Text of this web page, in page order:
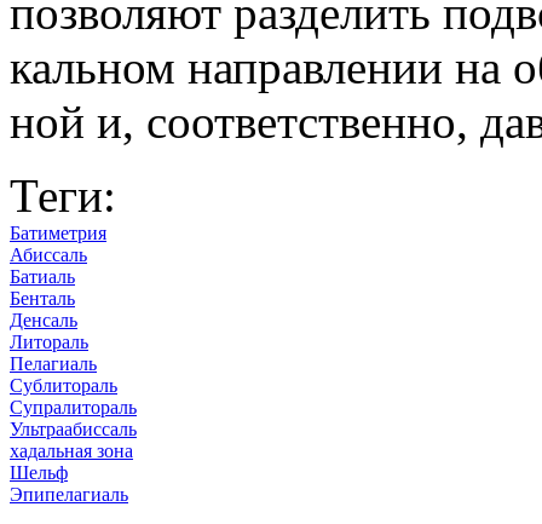
по­зво­ляют раз­де­лить
каль­ном на­прав­ле­нии на
ной и, со­от­вет­ст­венно,
Теги:
Батиметрия
Абиссаль
Батиаль
Бенталь
Денсаль
Литораль
Пелагиаль
Сублитораль
Супралитораль
Ультраабиссаль
хадальная зона
Шельф
Эпипелагиаль